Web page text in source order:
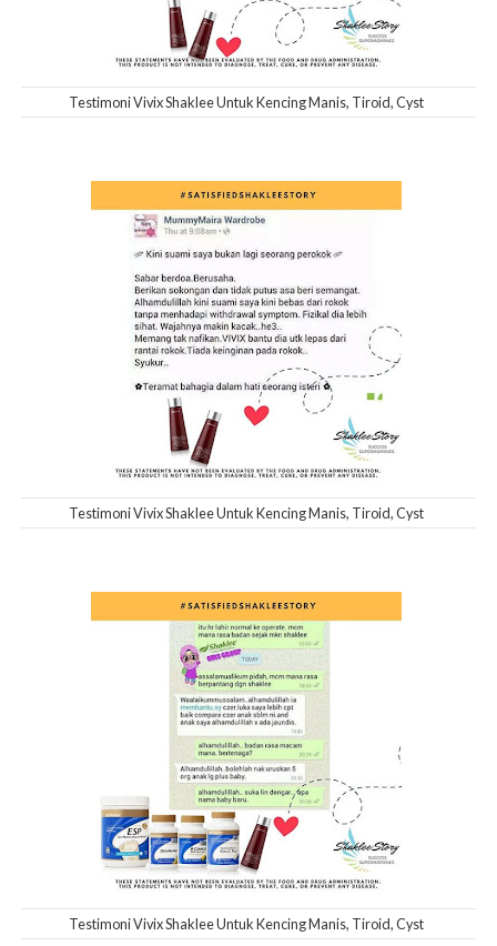
Testimoni Vivix Shaklee Untuk Kencing Manis, Tiroid, Cyst
Testimoni Vivix Shaklee Untuk Kencing Manis, Tiroid, Cyst
Testimoni Vivix Shaklee Untuk Kencing Manis, Tiroid, Cyst